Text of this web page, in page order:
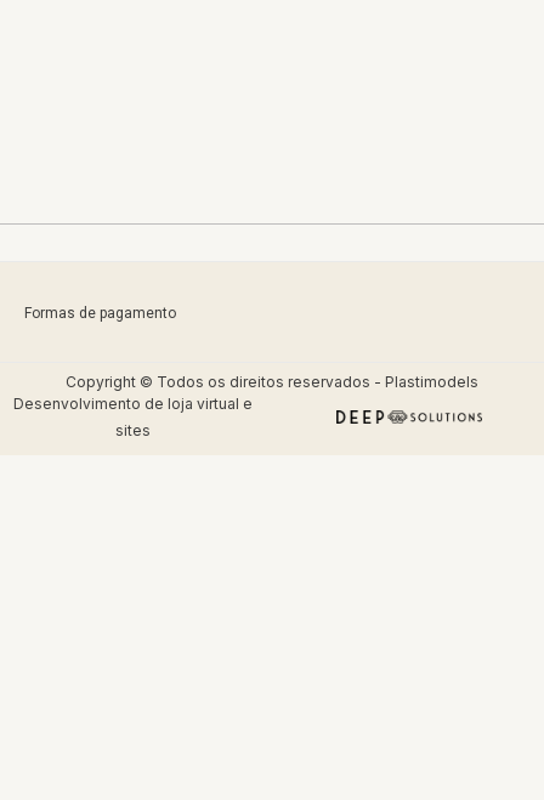
Formas de pagamento
Copyright © Todos os direitos reservados - Plastimodels
Desenvolvimento de loja virtual e
sites